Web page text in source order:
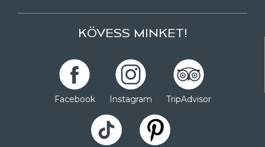
KÖVESS MINKET!
Facebook Instagram TripAdvisor